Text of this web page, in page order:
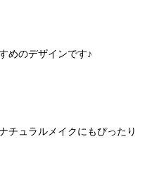
めのデザインです♪
チュラルメイクにもぴったり